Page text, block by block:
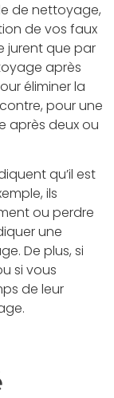
de nettoyage,
de vos faux
jurent que par
après
éliminer la
pour une
après deux ou
qu’il est
ils
ou perdre
une
De plus, si
si vous
de leur